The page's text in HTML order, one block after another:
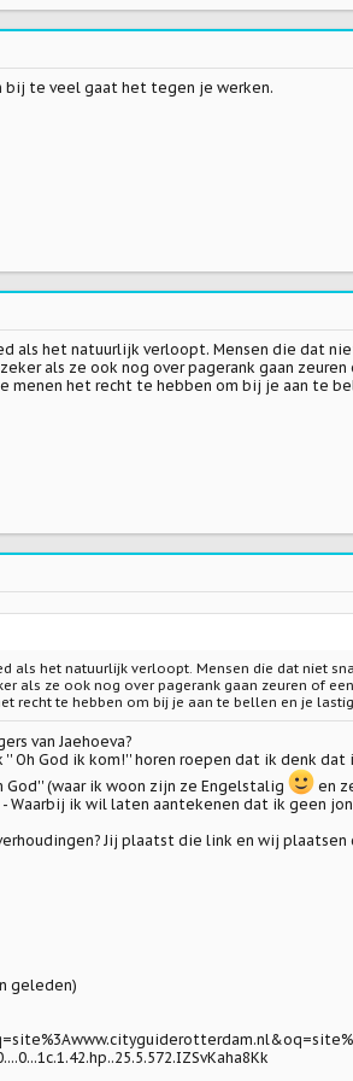
bij te veel gaat het tegen je werken.
als het natuurlijk verloopt. Mensen die dat
als ze ook nog over pagerank gaan
menen het recht te hebben om bij je aan te
als het natuurlijk verloopt. Mensen die dat niet
als ze ook nog over pagerank gaan zeuren of
recht te hebben om bij je aan te bellen en je
van Jaehoeva?
Oh God ik kom!'' horen roepen dat ik denk dat
(waar ik woon zijn ze Engelstalig
en
Waarbij ik wil laten aantekenen dat ik geen
Jij plaatst die link en wij plaatsen
geleden)